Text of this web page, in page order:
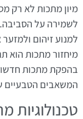
מיון מתכות לא רק
לשמירה על הסביבה.
למנוע זיהום
מיחזור מתכות הוא
בהפקת מתכות
המשאבים הטבעיים
טכנולוגיות